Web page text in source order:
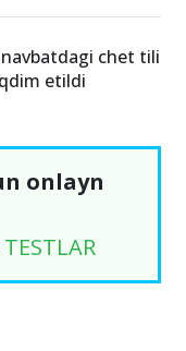
chet tili
etildi
onlayn